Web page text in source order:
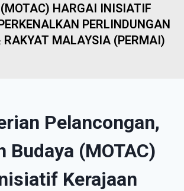
HARGAI INISIATIF
PERLINDUNGAN
RAKYAT MALAYSIA (PERMAI)
Pelancongan,
Budaya (MOTAC)
Kerajaan